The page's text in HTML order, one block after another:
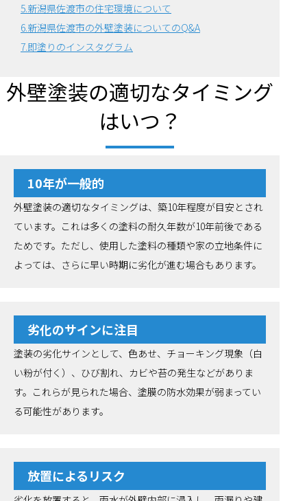
5.新潟県佐渡市の住宅環境について
6.新潟県佐渡市の外壁塗装についてのQ&A
7.即塗りのインスタグラム
外壁塗装の適切なタイミング
はいつ？
10年が一般的
外壁塗装の適切なタイミングは、築10年程度が目安とされ
ています。これは多くの塗料の耐久年数が10年前後である
ためです。ただし、使用した塗料の種類や家の立地条件に
よっては、さらに早い時期に劣化が進む場合もあります。
劣化のサインに注目
塗装の劣化サインとして、色あせ、チョーキング現象（白
い粉が付く）、ひび割れ、カビや苔の発生などがありま
す。これらが見られた場合、塗膜の防水効果が弱まってい
る可能性があります。
放置によるリスク